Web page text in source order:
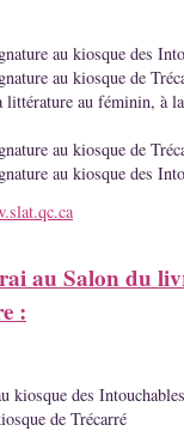
au kiosque des
au kiosque de
au féminin, à
au kiosque de
au kiosque des
au Salon du
:
kiosque des Intouchables
de Trécarré